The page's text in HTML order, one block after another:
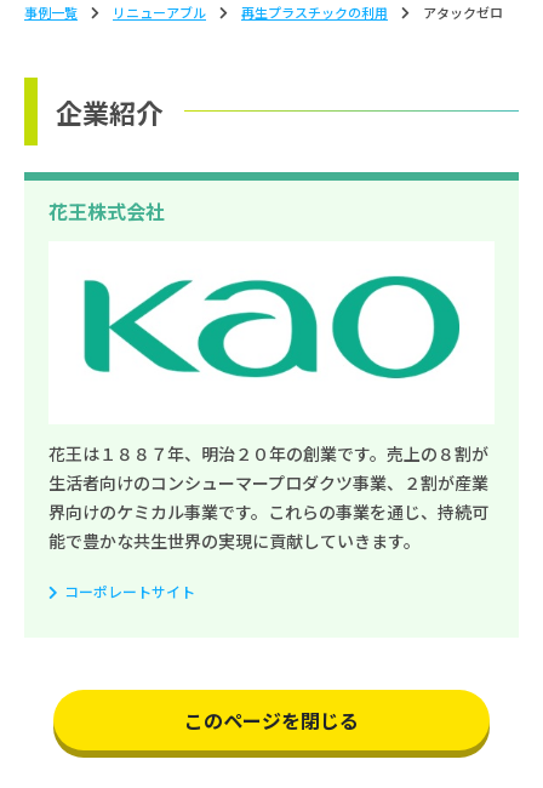
事例一覧 リニューアブル 再生プラスチックの利用 アタックゼロ
企業紹介
花王株式会社
花王は１８８７年、明治２０年の創業です。売上の８割が
生活者向けのコンシューマープロダクツ事業、２割が産業
界向けのケミカル事業です。これらの事業を通じ、持続可
能で豊かな共生世界の実現に貢献していきます。
コーポレートサイト
このページを閉じる